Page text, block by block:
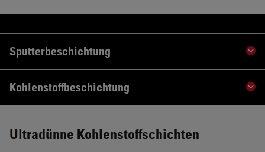
Sputterbeschichtung
Kohlenstoffbeschichtung
Ultradünne Kohlenstoffschichten